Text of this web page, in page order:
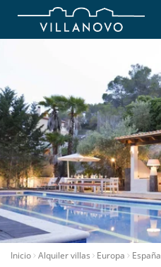
Inicio Alquiler villas Europa España